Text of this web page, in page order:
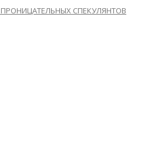
СПЕКУЛЯНТОВ